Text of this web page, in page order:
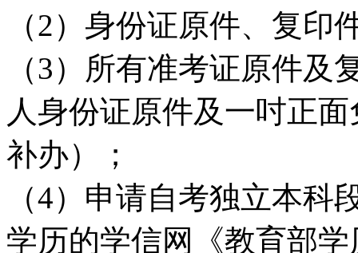
（2）身份证原件、复印
（3）所有准考证原件
人身份证原件及一吋正
补办）；
（4）申请自考独立本
学历的学信网《教育部